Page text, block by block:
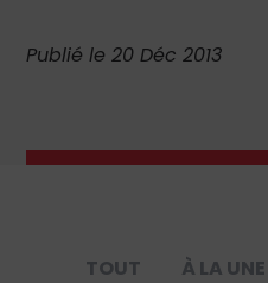
Publié le 20 Déc 2013
TOUT À LA UNE